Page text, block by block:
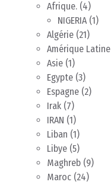
Afrique. (4)
NIGERIA(1)
Algérie (21)
Amérique Latine
Asie (1)
Egypte (3)
Espagne (2)
Irak (7)
IRAN (1)
Liban (1)
Libye (5)
Maghreb (9)
Maroc (24)